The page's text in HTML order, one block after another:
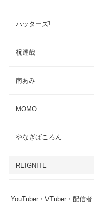
ハッターズ!
祝達哉
南あみ
MOMO
やなぎばころん
REIGNITE
YouTuber・VTuber・配信者